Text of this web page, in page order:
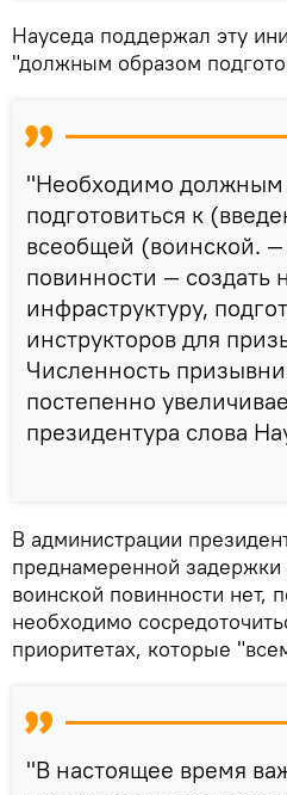
Науседа поддержал эту
"должным образом
"Необходимо должным
подготовиться к
всеобщей (воинской.
повинности — создать
инфраструктуру,
инструкторов для
Численность
постепенно
президентура слова
В администрации
преднамеренной
воинской повинности нет,
необходимо
приоритетах, которые
"В настоящее время